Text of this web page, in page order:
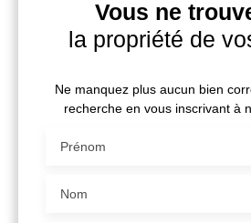
Vous ne
la propriété de
Ne manquez plus aucun bien
recherche en vous inscrivant à
Prénom
Nom